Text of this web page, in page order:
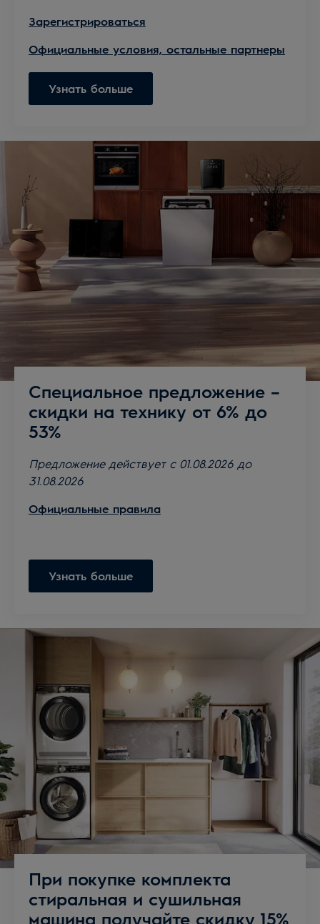
Зарегистрироваться
Официальные условия, остальные партнеры
Узнать больше
Специальное предложение –
скидки на технику от 6% до
53%
Предложение действует с 01.08.2026 до
31.08.2026
Официальные правила
Узнать больше
При покупке комплекта
стиральная и сушильная
машина получайте скидку 15%